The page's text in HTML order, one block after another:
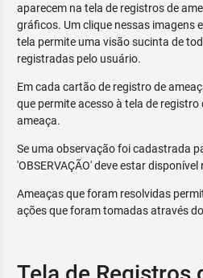
aparecem na tela de registros de
gráficos. Um clique nessas imagens
tela permite uma visão sucinta de
registradas pelo usuário.
Em cada cartão de registro de
que permite acesso à tela de
ameaça.
Se uma observação foi cadastrada
'OBSERVAÇÃO' deve estar
Ameaças que foram resolvidas
ações que foram tomadas através